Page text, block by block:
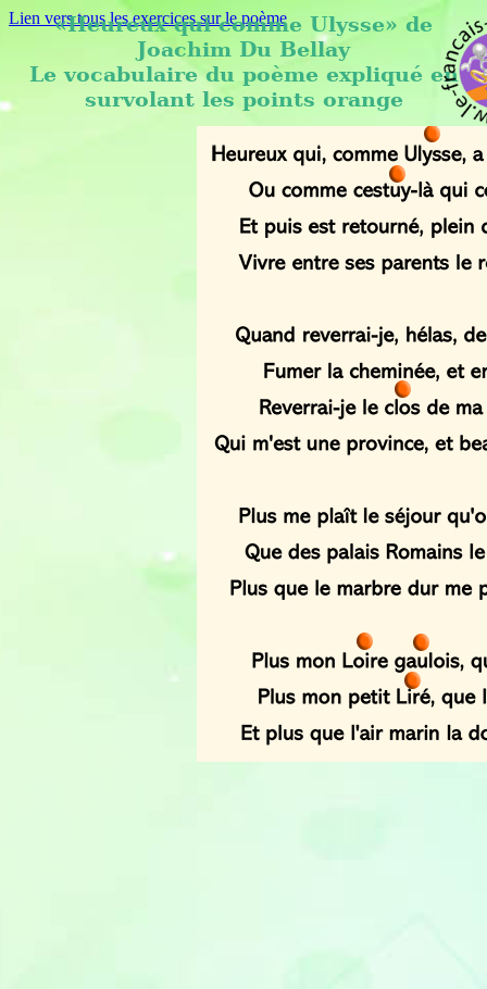
Lien vers tous les exercices sur le poème
«Heureux qui comme Ulysse» de
Joachim Du Bellay
Le vocabulaire du poème expliqué en
survolant les points orange